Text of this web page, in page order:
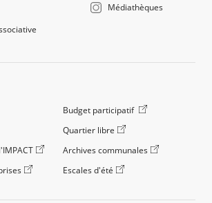
Médiathèques
Budget participatif
Quartier libre
Archives communales
Escales d'été